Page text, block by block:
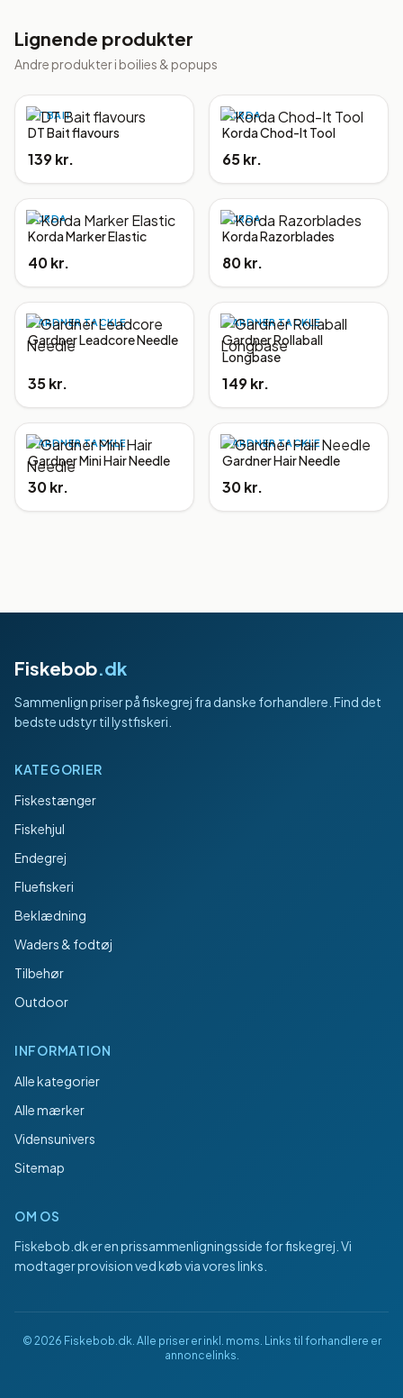
Lignende produkter
Andre produkter i boilies & popups
DT BAIT
DT Bait flavours
139 kr.
KORDA
Korda Chod-It Tool
65 kr.
KORDA
Korda Marker Elastic
40 kr.
KORDA
Korda Razorblades
80 kr.
GARDNER TACKLE
Gardner Leadcore Needle
35 kr.
GARDNER TACKLE
Gardner Rollaball
Longbase
149 kr.
GARDNER TACKLE
Gardner Mini Hair Needle
30 kr.
GARDNER TACKLE
Gardner Hair Needle
30 kr.
Fiskebob.dk
Sammenlign priser på fiskegrej fra danske forhandlere. Find det
bedste udstyr til lystfiskeri.
KATEGORIER
Fiskestænger
Fiskehjul
Endegrej
Fluefiskeri
Beklædning
Waders & fodtøj
Tilbehør
Outdoor
INFORMATION
Alle kategorier
Alle mærker
Vidensunivers
Sitemap
OM OS
Fiskebob.dker en prissammenligningsside for fiskegrej. Vi
modtager provision ved køb via vores links.
© 2026 Fiskebob.dk. Alle priser er inkl. moms. Links til forhandlere er
annoncelinks.